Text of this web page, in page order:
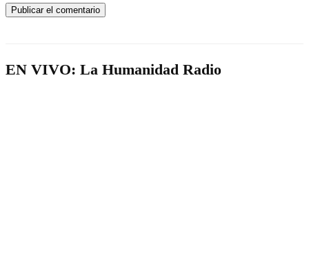
EN VIVO: La Humanidad Radio